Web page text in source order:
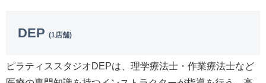
DEP (1店舗)
ピラティススタジオDEPは、理学療法士・作業療法士など